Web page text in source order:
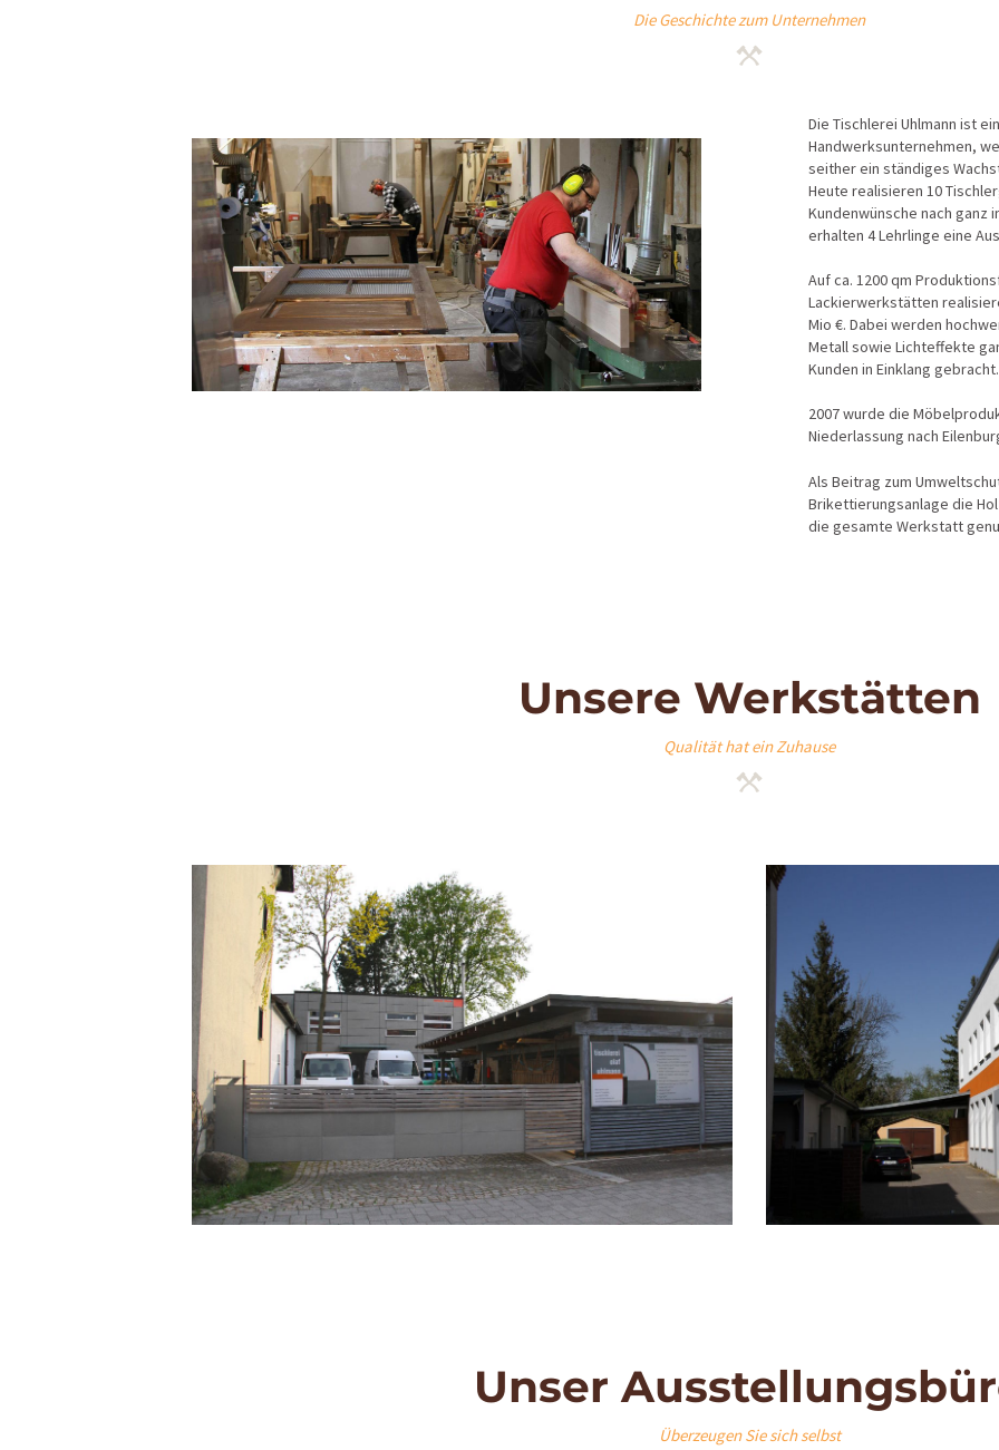
LEISTUNGEN
REFERENZEN
Die Geschichte zum Unternehmen
Die Tischlerei Uhlmann ist
Handwerksunternehmen,
seither ein ständiges
Heute realisieren 10
Kundenwünsche nach ganz
erhalten 4 Lehrlinge eine
Auf ca. 1200 qm
Lackierwerkstätten
Mio €. Dabei werden
Metall sowie Lichteffekte
Kunden in Einklang gebracht.
2007 wurde die
Niederlassung nach
Als Beitrag zum
Brikettierungsanlage die
die gesamte Werkstatt
Unsere Werkstätten
Qualität hat ein Zuhause
Unser
Überzeugen Sie sich selbst